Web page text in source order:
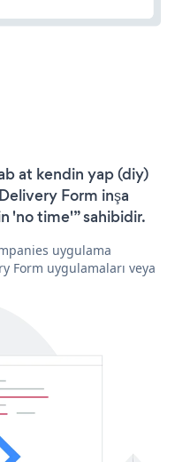
at kendin yap (diy)
Form inşa
'no time'” sahibidir.
uygulama
Form uygulamaları veya